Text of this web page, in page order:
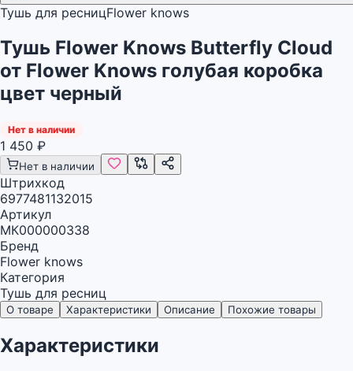
Тушь для ресницFlower knows
Тушь Flower Knows Butterfly Cloud
от Flower Knows голубая коробка
цвет черный
Нет в наличии
1 450 ₽
Нет в наличии
Штрихкод
6977481132015
Артикул
МК000000338
Бренд
Flower knows
Категория
Тушь для ресниц
О товаре Характеристики Описание Похожие товары
Характеристики